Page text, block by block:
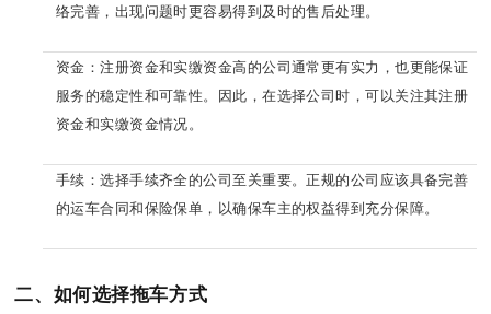
络完善，出现问题时更容易得到及时的售后处理。
资金：注册资金和实缴资金高的公司通常更有实力，也更能保证
服务的稳定性和可靠性。因此，在选择公司时，可以关注其注册
资金和实缴资金情况。
手续：选择手续齐全的公司至关重要。正规的公司应该具备完善
的运车合同和保险保单，以确保车主的权益得到充分保障。
二、如何选择拖车方式